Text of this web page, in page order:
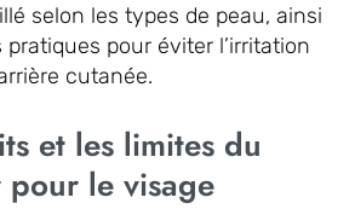
selon les types de peau, ainsi
pour éviter l’irritation
cutanée.
et les limites du
pour le visage